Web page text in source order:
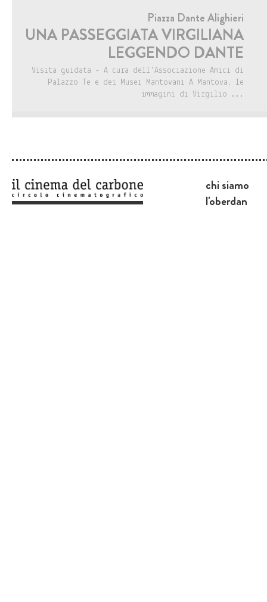
Piazza Dante Alighieri
UNA PASSEGGIATA VIRGILIANA
LEGGENDO DANTE
Visita guidata - A cura dell'Associazione Amici di
Palazzo Te e dei Musei Mantovani A Mantova, le
immagini di Virgilio ...
chi siamo
l'oberdan